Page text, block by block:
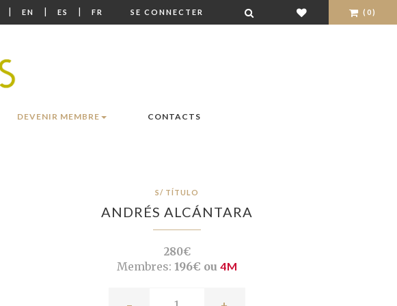
| EN | ES | FR SE CONNECTER (0)
DEVENIR MEMBRE CONTACTS
S/ TÍTULO
ANDRÉS ALCÁNTARA
280€
Membres: 196€ ou 4M